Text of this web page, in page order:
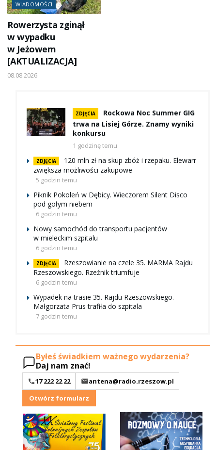
WIADOMOŚCI
Rowerzysta zginął
w wypadku
w Jeżowem
[AKTUALIZACJA]
08.08.2026
ZDJĘCIA
Rockowa Noc Summer GIG
trwa na Lisiej Górze. Znamy wyniki
konkursu
1 godzinę temu
ZDJĘCIA
120 mln zł na skup zbóż i rzepaku. Elewarr
zwiększa możliwości zakupowe
5 godzin temu
Piknik Pokoleń w Dębicy. Wieczorem Silent Disco
pod gołym niebem
6 godzin temu
Nowy samochód do transportu pacjentów
w mieleckim szpitalu
6 godzin temu
ZDJĘCIA
Rzeszowianie na czele 35. MARMA Rajdu
Rzeszowskiego. Rzeźnik triumfuje
6 godzin temu
Wypadek na trasie 35. Rajdu Rzeszowskiego.
Małgorzata Prus trafiła do szpitala
7 godzin temu
Byłeś świadkiem ważnego wydarzenia?
Daj nam znać!
17 222 22 22
antena@radio.rzeszow.pl
Otwórz formularz